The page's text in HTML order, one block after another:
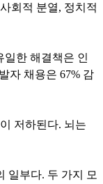
회적 분열, 정치적
한 해결책은 인
자 채용은 67% 감
저하된다. 뇌는
일부다. 두 가지 모